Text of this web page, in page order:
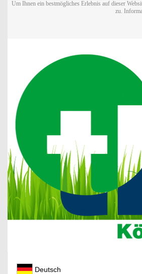
Um Ihnen ein bestmögliches Erlebnis auf dieser
zu.
Deutsch